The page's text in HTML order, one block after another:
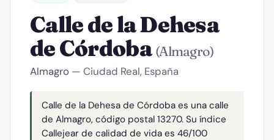
Calle de la Dehesa
de Córdoba (Almagro)
Almagro — Ciudad Real, España
Calle de la Dehesa de Córdoba es una calle
de Almagro, código postal 13270. Su índice
Callejear de calidad de vida es 46/100